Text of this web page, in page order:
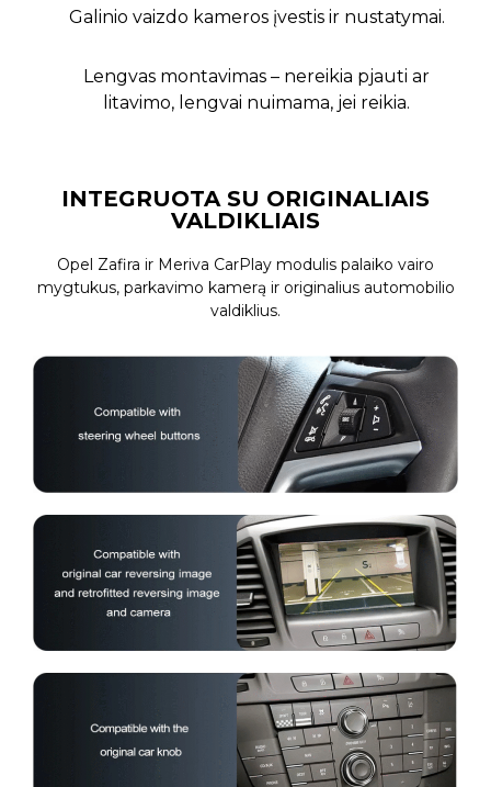
Galinio vaizdo kameros įvestis ir nustatymai.
Lengvas montavimas – nereikia pjauti ar
litavimo, lengvai nuimama, jei reikia.
INTEGRUOTA SU ORIGINALIAIS
VALDIKLIAIS
Opel Zafira ir Meriva CarPlay modulis palaiko vairo
mygtukus, parkavimo kamerą ir originalius automobilio
valdiklius.